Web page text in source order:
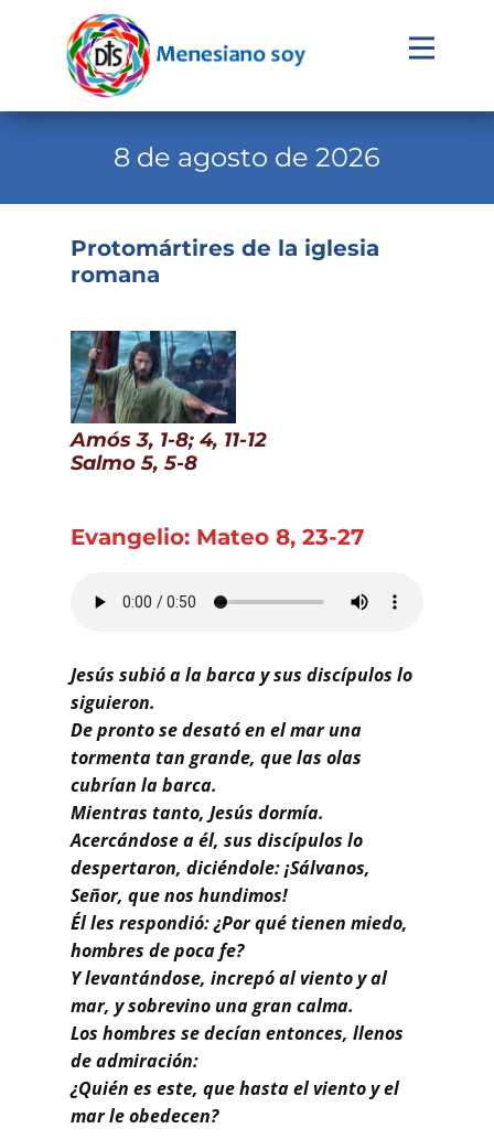
Evangelio
Institucional
Pastoral Vocacional
Recursos
Contacto
8 de agosto de 2026
Protomártires de la iglesia
romana
Amós 3, 1-8; 4, 11-12
Salmo 5, 5-8
Evangelio: Mateo 8, 23-27
Jesús subió a la barca y sus discípulos lo
siguieron.
De pronto se desató en el mar una
tormenta tan grande, que las olas
cubrían la barca.
Mientras tanto, Jesús dormía.
Acercándose a él, sus discípulos lo
despertaron, diciéndole: ¡Sálvanos,
Señor, que nos hundimos!
Él les respondió: ¿Por qué tienen miedo,
hombres de poca fe?
Y levantándose, increpó al viento y al
mar, y sobrevino una gran calma.
Los hombres se decían entonces, llenos
de admiración:
¿Quién es este, que hasta el viento y el
mar le obedecen?